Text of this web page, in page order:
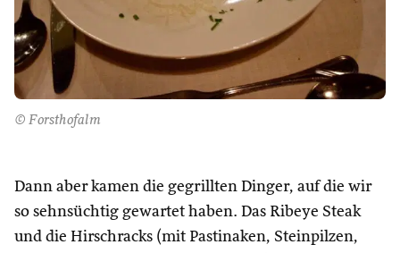
© Forsthofalm
Dann aber kamen die gegrillten Dinger, auf die wir
so sehnsüchtig gewartet haben. Das Ribeye Steak
und die Hirschracks (mit Pastinaken, Steinpilzen,